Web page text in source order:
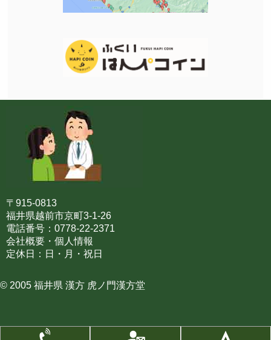
〒915-0813
福井県越前市京町3-1-26
電話番号：0778-22-2371
会社概要・個人情報
定休日：日・月・祝日
© 2005 福井県 漢方 虎ノ門漢方堂